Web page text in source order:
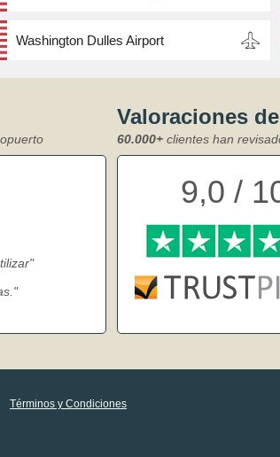
Washington Dulles Airport
Valoraciones
60.000+ clientes han
9,0 /
Términos y Condiciones